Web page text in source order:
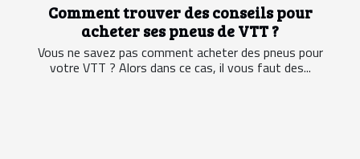
Comment trouver des conseils pour
acheter ses pneus de VTT ?
Vous ne savez pas comment acheter des pneus pour
votre VTT ? Alors dans ce cas, il vous faut des...